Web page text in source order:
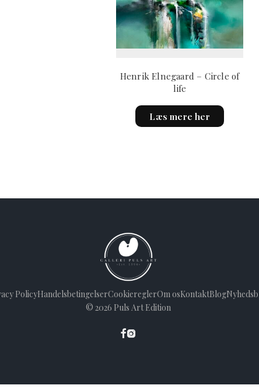
Henrik Elnegaard – Circle of
life
Læs mere her
PolicyHandelsbetingelserCookiereglerOm osKontaktBlog
© 2026 Puls Art Edition